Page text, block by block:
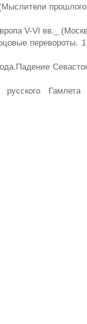
V-VI вв._
перевороты.
Гамлета